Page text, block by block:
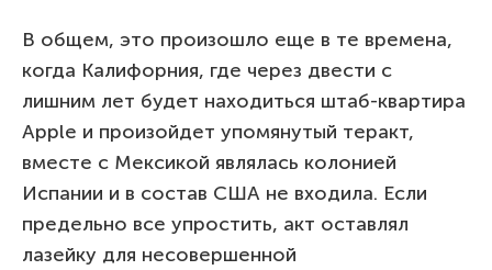
В общем, это произошло еще в те времена,
когда Калифорния, где через двести с
лишним лет будет находиться штаб-квартира
Apple и произойдет упомянутый теракт,
вместе с Мексикой являлась колонией
Испании и в состав США не входила. Если
предельно все упростить, акт оставлял
лазейку для несовершенной